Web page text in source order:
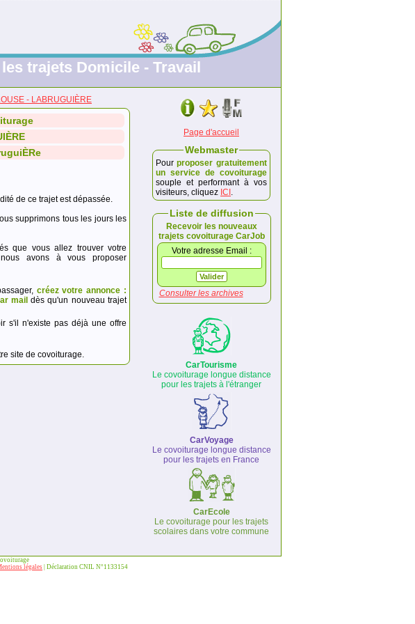
trajets Domicile - Travail
- LABRUGUIÈRE
de ce trajet est dépassée.
supprimons tous les jours les
que vous allez trouver votre
avons à vous proposer
créez votre annonce :
mail dès qu'un nouveau trajet
s'il n'existe pas déjà une offre
site de covoiturage.
Page d'accueil
Webmaster
Pour proposer gratuitement
un service de covoiturage
souple et performant à vos
visiteurs, cliquez ICI .
Liste de diffusion
Recevoir les nouveaux
trajets covoiturage CarJob
Votre adresse Email :
Consulter les archives
CarTourisme
Le covoiturage longue distance
pour les trajets à l'étranger
CarVoyage
Le covoiturage longue distance
pour les trajets en France
CarEcole
Le covoiturage pour les trajets
scolaires dans votre commune
légales | Déclaration CNIL N°1133154